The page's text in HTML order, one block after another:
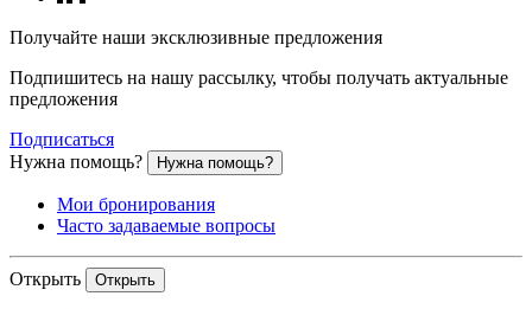
Получайте наши эксклюзивные предложения
Подпишитесь на нашу рассылку, чтобы получать актуальные
предложения
Подписаться
Нужна помощь?
Нужна помощь?
Мои бронирования
Часто задаваемые вопросы
Открыть Открыть